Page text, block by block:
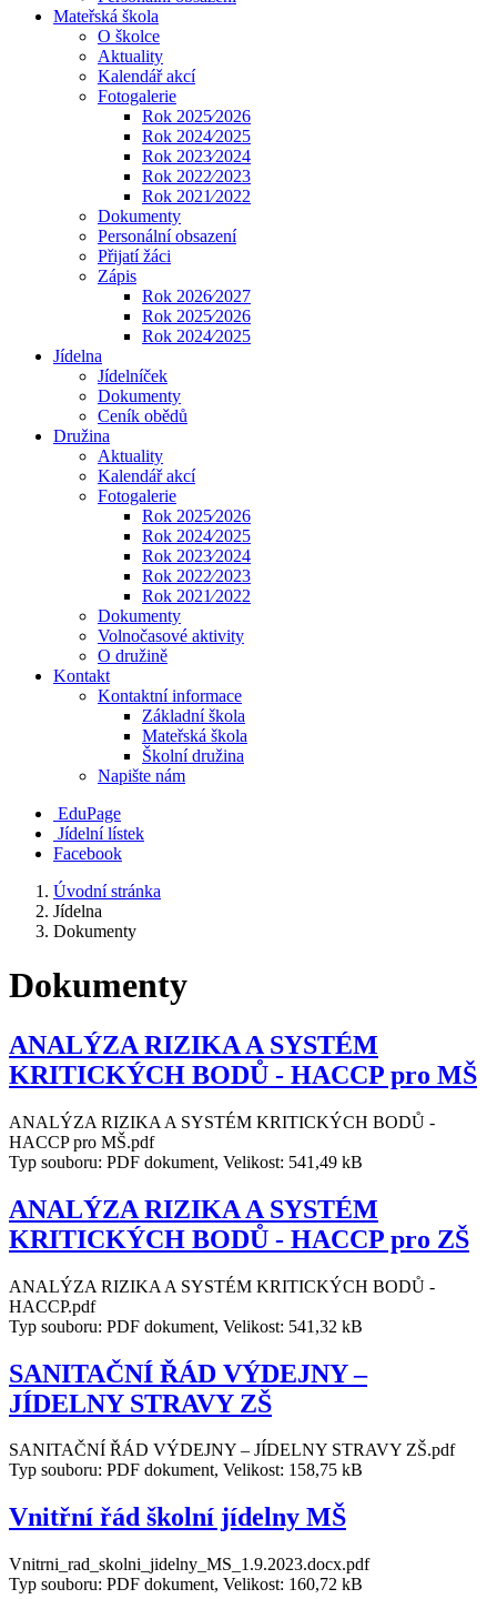
Mateřská škola
O školce
Aktuality
Kalendář akcí
Fotogalerie
Rok 2025⁄2026
Rok 2024⁄2025
Rok 2023⁄2024
Rok 2022⁄2023
Rok 2021⁄2022
Dokumenty
Personální obsazení
Přijatí žáci
Zápis
Rok 2026⁄2027
Rok 2025⁄2026
Rok 2024⁄2025
Jídelna
Jídelníček
Dokumenty
Ceník obědů
Družina
Aktuality
Kalendář akcí
Fotogalerie
Rok 2025⁄2026
Rok 2024⁄2025
Rok 2023⁄2024
Rok 2022⁄2023
Rok 2021⁄2022
Dokumenty
Volnočasové aktivity
O družině
Kontakt
Kontaktní informace
Základní škola
Mateřská škola
Školní družina
Napište nám
EduPage
Jídelní lístek
Facebook
Úvodní stránka
Jídelna
Dokumenty
Dokumenty
ANALÝZA RIZIKA A SYSTÉM
KRITICKÝCH BODŮ - HACCP pro MŠ
ANALÝZA RIZIKA A SYSTÉM KRITICKÝCH BODŮ -
HACCP pro MŠ.pdf
Typ souboru: PDF dokument, Velikost: 541,49 kB
ANALÝZA RIZIKA A SYSTÉM
KRITICKÝCH BODŮ - HACCP pro ZŠ
ANALÝZA RIZIKA A SYSTÉM KRITICKÝCH BODŮ -
HACCP.pdf
Typ souboru: PDF dokument, Velikost: 541,32 kB
SANITAČNÍ ŘÁD VÝDEJNY –
JÍDELNY STRAVY ZŠ
SANITAČNÍ ŘÁD VÝDEJNY – JÍDELNY STRAVY ZŠ.pdf
Typ souboru: PDF dokument, Velikost: 158,75 kB
Vnitřní řád školní jídelny MŠ
Vnitrni_rad_skolni_jidelny_MS_1.9.2023.docx.pdf
Typ souboru: PDF dokument, Velikost: 160,72 kB